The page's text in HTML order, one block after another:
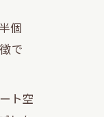
個
で
ト空